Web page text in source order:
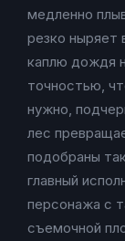
медленно
резко ныряет
каплю дождя
точностью,
нужно,
лес
подобраны
главный
персонажа с
съемочной